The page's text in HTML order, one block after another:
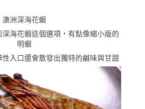
澳洲深海花蝦
海花蝦這個選項，有點像縮小版的
明蝦
入口還會散發出獨特的鹹味與甘甜